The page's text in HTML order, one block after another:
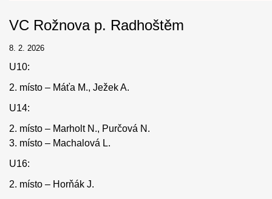
VC Rožnova p. Radhoštěm
8. 2. 2026
U10:
2. místo – Máťa M., Ježek A.
U14:
2. místo – Marholt N., Purčová N.
3. místo – Machalová L.
U16:
2. místo – Horňák J.